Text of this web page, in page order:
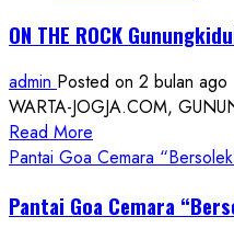
ON THE ROCK
admin Posted on 2 bulan ago
WARTA-JOGJA.COM,
Read More
more
ON
Pantai Goa Cemara
Pantai Goa Cemara